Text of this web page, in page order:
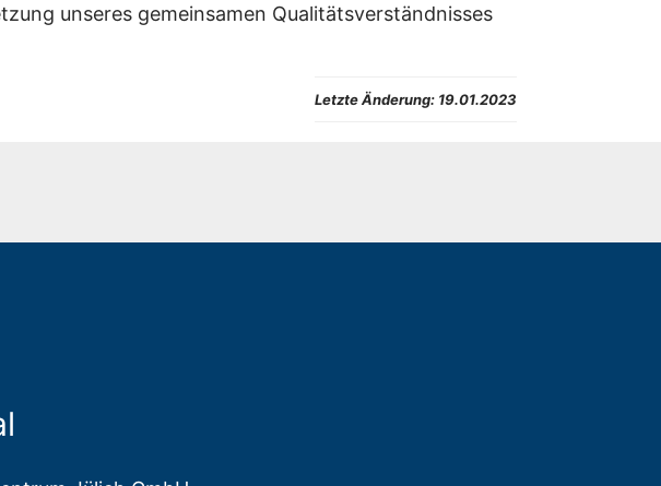
unseres gemeinsamen Qualitätsverständnisses
Letzte Änderung: 19.01.2023